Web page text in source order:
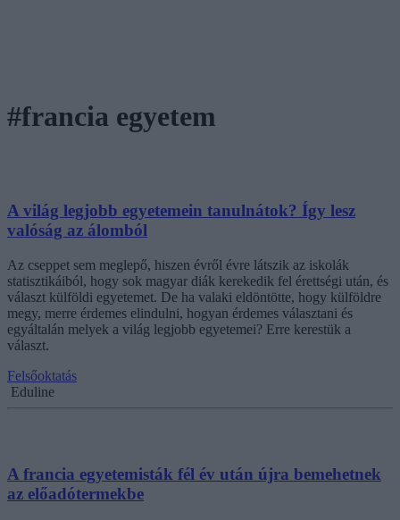
#francia egyetem
A világ legjobb egyetemein tanulnátok? Így lesz
valóság az álomból
Az cseppet sem meglepő, hiszen évről évre látszik az iskolák
statisztikáiból, hogy sok magyar diák kerekedik fel érettségi után, és
választ külföldi egyetemet. De ha valaki eldöntötte, hogy külföldre
megy, merre érdemes elindulni, hogyan érdemes választani és
egyáltalán melyek a világ legjobb egyetemei? Erre kerestük a
választ.
Felsőoktatás
Eduline
A francia egyetemisták fél év után újra bemehetnek
az előadótermekbe